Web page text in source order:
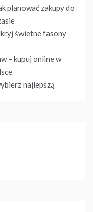
planować zakupy do
świetne fasony
– kupuj online w
najlepszą